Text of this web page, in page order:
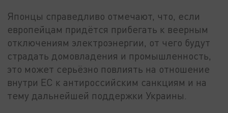
Японцы справедливо отмечают, что, если
европейцам придётся прибегать к веерным
отключениям электроэнергии, от чего будут
страдать домовладения и промышленность,
это может серьёзно повлиять на отношение
внутри ЕС к антироссийским санкциям и на
тему дальнейшей поддержки Украины.